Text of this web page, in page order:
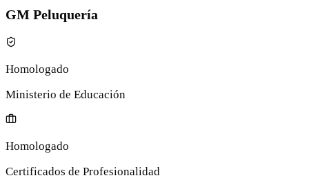
GM Peluquería
Homologado
Ministerio de Educación
Homologado
Certificados de Profesionalidad